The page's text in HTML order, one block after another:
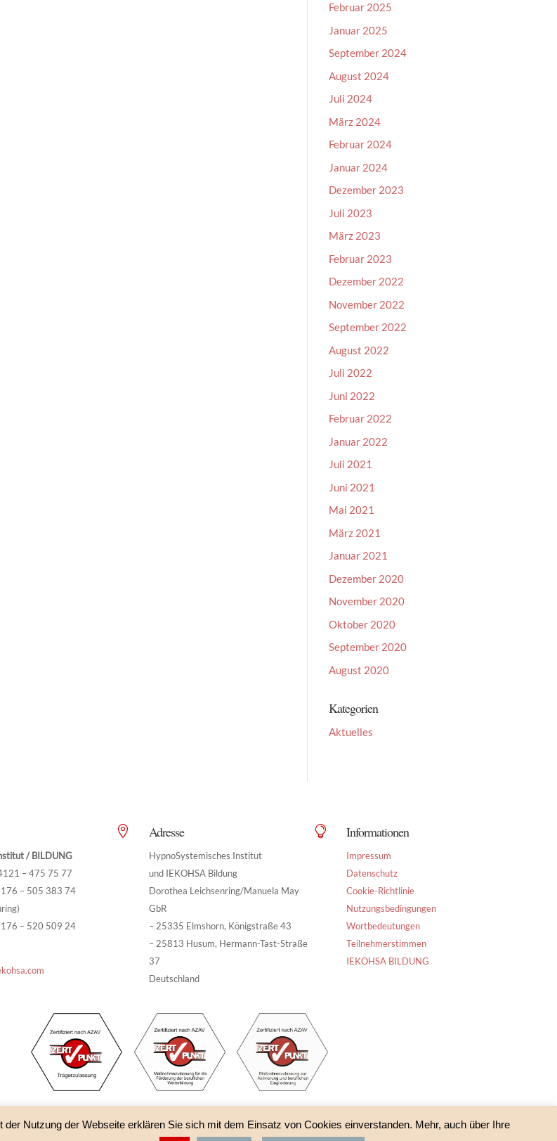
Februar 2025
Januar 2025
September 2024
August 2024
Juli 2024
März 2024
Februar 2024
Januar 2024
Dezember 2023
Juli 2023
März 2023
Februar 2023
Dezember 2022
November 2022
September 2022
August 2022
Juli 2022
Juni 2022
Februar 2022
Januar 2022
Juli 2021
Juni 2021
Mai 2021
März 2021
Januar 2021
Dezember 2020
November 2020
Oktober 2020
September 2020
August 2020
Kategorien
Aktuelles
/ BILDUNG
– 475 75 77
– 505 383 74
– 520 509 24
 Adresse
HypnoSystemisches Institut
und IEKOHSA Bildung
Dorothea Leichsenring/Manuela May
GbR
– 25335 Elmshorn, Königstraße 43
– 25813 Husum, Hermann-Tast-Straße
37
Deutschland
 Informationen
Impressum
Datenschutz
Cookie-Richtlinie
Nutzungsbedingungen
Wortbedeutungen
Teilnehmerstimmen
IEKOHSA BILDUNG
Nutzung der Webseite erklären Sie sich mit dem Einsatz von Cookies einverstanden. Mehr, auch über Ihre